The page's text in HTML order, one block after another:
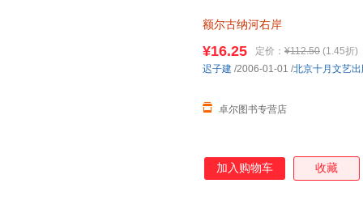
温克人。他们信奉萨满，逐驯
衍，在日寇的铁蹄、“文革”的
他们有大爱，有大痛，有在命
额尔古纳河右岸
¥16.25 定价： ¥112.50 (1.45折)
卓尔图书专营店
迟子建 /2006-01-01 /北京十月文艺
加入购物车 收藏